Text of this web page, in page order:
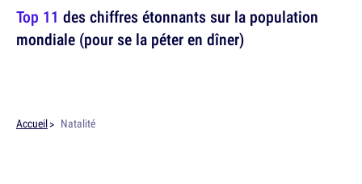
Top 11 des chiffres étonnants sur la population
mondiale (pour se la péter en dîner)
Accueil Natalité